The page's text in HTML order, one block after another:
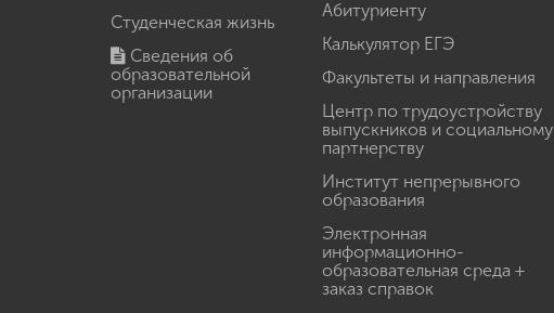
Студенческая жизнь
Сведения об
образовательной
организации
Абитуриенту
Калькулятор ЕГЭ
Факультеты и направления
Центр по трудоустройству
выпускников и социальному
партнерству
Институт непрерывного
образования
Электронная
информационно-
образовательная среда +
заказ справок